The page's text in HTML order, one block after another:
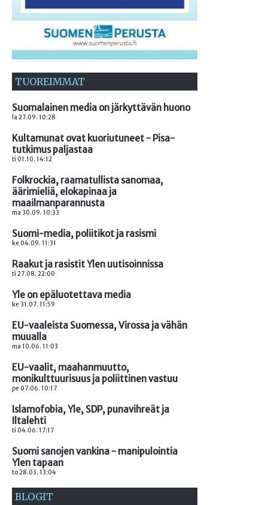
TUOREIMMAT
Suomalainen media on järkyttävän huono
la 27.09. 10:28
Kultamunat ovat kuoriutuneet - Pisa-
tutkimus paljastaa
ti 01.10. 14:12
Folkrockia, raamatullista sanomaa,
äärimieliä, elokapinaa ja
maailmanparannusta
ma 30.09. 10:33
Suomi-media, poliitikot ja rasismi
ke 04.09. 11:31
Raakut ja rasistit Ylen uutisoinnissa
ti 27.08. 22:00
Yle on epäluotettava media
ke 31.07. 11:59
EU-vaaleista Suomessa, Virossa ja vähän
muualla
ma 10.06. 11:03
EU-vaalit, maahanmuutto,
monikulttuurisuus ja poliittinen vastuu
pe 07.06. 10:17
Islamofobia, Yle, SDP, punavihreät ja
Iltalehti
ti 04.06. 17:17
Suomi sanojen vankina - manipulointia
Ylen tapaan
to 28.03. 13:04
BLOGIT